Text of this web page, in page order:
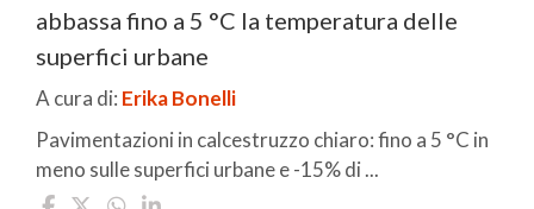
abbassa fino a 5 °C la temperatura delle
superfici urbane
A cura di: Erika Bonelli
Pavimentazioni in calcestruzzo chiaro: fino a 5 °C in
meno sulle superfici urbane e -15% di ...